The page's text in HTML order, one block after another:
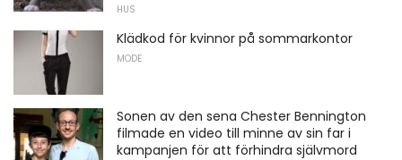
HUS
Klädkod för kvinnor på sommarkontor
MODE
Sonen av den sena Chester Bennington
filmade en video till minne av sin far i
kampanjen för att förhindra självmord